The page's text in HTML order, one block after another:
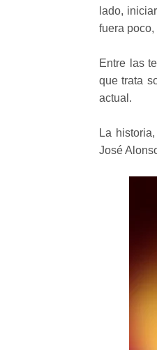
lado,
fuera
Entre las
que trata
actual.
La
José